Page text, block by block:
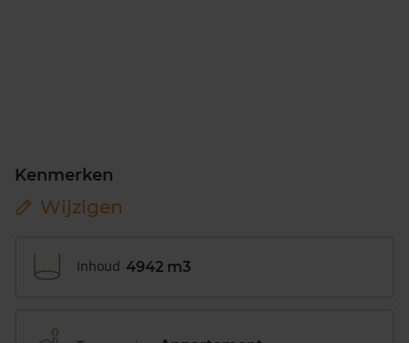
Kenmerken
Wijzigen
Inhoud 4942 m3